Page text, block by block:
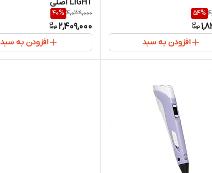
54%
افزودن به سبد
LIGHT اصلی
4,039,000
40%
2,409,000
افزودن به سبد